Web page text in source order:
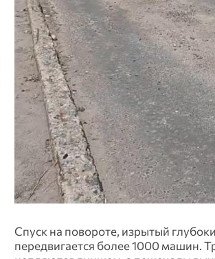
Спуск на повороте, изрытый
передвигается более 1000 машин.